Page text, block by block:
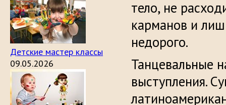
Детские мастер классы
09.05.2026
тело, не
карманов и
недорого.
Танцевальные
выступления.